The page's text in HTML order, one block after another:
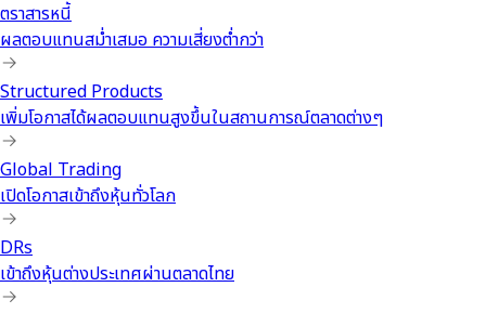
ตราสารหนี้
ผลตอบแทนสม่ำเสมอ ความเสี่ยงต่ำกว่า
Structured Products
เพิ่มโอกาสได้ผลตอบแทนสูงขึ้นในสถานการณ์ตลาดต่างๆ
Global Trading
เปิดโอกาสเข้าถึงหุ้นทั่วโลก
DRs
เข้าถึงหุ้นต่างประเทศผ่านตลาดไทย